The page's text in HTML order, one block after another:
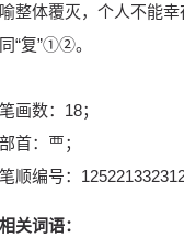
喻整体覆灭，个人不能幸
同“复”①②。
笔画数：18；
部首：覀；
笔顺编号：
相关词语：